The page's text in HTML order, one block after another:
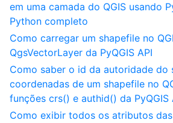
em uma camada do QGIS usando
Python completo
Como carregar um shapefile no
QgsVectorLayer da PyQGIS API
Como saber o id da autoridade do
coordenadas de um shapefile no
funções crs() e authid() da PyQGIS
Como exibir todos os atributos